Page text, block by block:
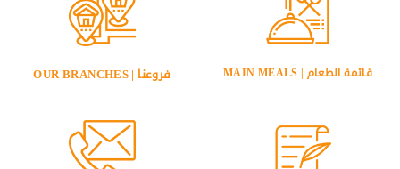
قائمة الطعام | MAIN MEALS فروعنا | OUR BRANCHES